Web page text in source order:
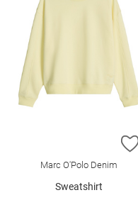
Marc O'Polo Denim
Sweatshirt